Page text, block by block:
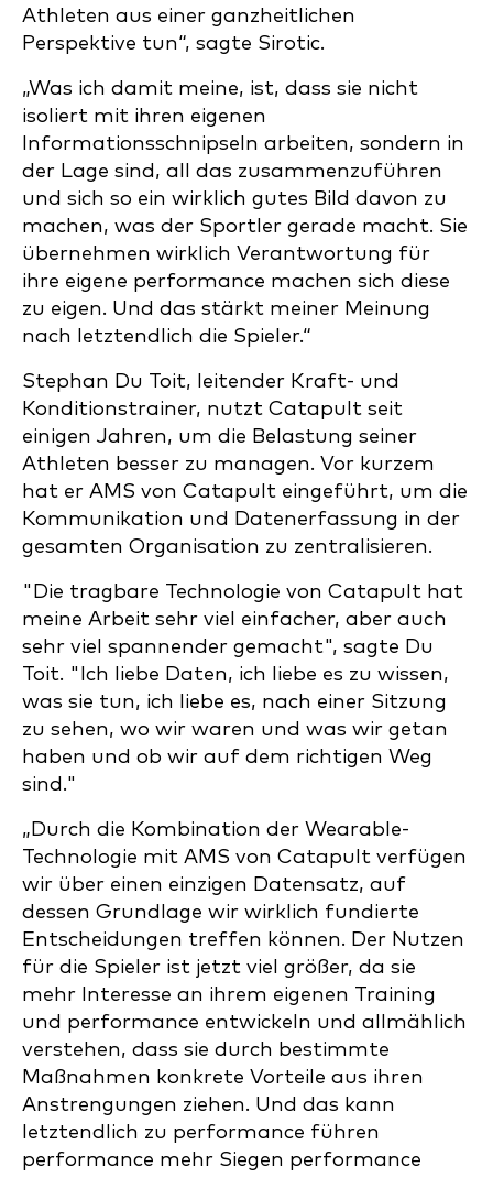
Athleten aus einer ganzheitlichen
Perspektive tun“, sagte Sirotic.
„Was ich damit meine, ist, dass sie nicht
isoliert mit ihren eigenen
Informationsschnipseln arbeiten, sondern in
der Lage sind, all das zusammenzuführen
und sich so ein wirklich gutes Bild davon zu
machen, was der Sportler gerade macht. Sie
übernehmen wirklich Verantwortung für
ihre eigene performance machen sich diese
zu eigen. Und das stärkt meiner Meinung
nach letztendlich die Spieler.“
Stephan Du Toit, leitender Kraft- und
Konditionstrainer, nutzt Catapult seit
einigen Jahren, um die Belastung seiner
Athleten besser zu managen. Vor kurzem
hat er AMS von Catapult eingeführt, um die
Kommunikation und Datenerfassung in der
gesamten Organisation zu zentralisieren.
"Die tragbare Technologie von Catapult hat
meine Arbeit sehr viel einfacher, aber auch
sehr viel spannender gemacht", sagte Du
Toit. "Ich liebe Daten, ich liebe es zu wissen,
was sie tun, ich liebe es, nach einer Sitzung
zu sehen, wo wir waren und was wir getan
haben und ob wir auf dem richtigen Weg
sind."
„Durch die Kombination der Wearable-
Technologie mit AMS von Catapult verfügen
wir über einen einzigen Datensatz, auf
dessen Grundlage wir wirklich fundierte
Entscheidungen treffen können. Der Nutzen
für die Spieler ist jetzt viel größer, da sie
mehr Interesse an ihrem eigenen Training
und performance entwickeln und allmählich
verstehen, dass sie durch bestimmte
Maßnahmen konkrete Vorteile aus ihren
Anstrengungen ziehen. Und das kann
letztendlich zu performance führen
performance mehr Siegen performance